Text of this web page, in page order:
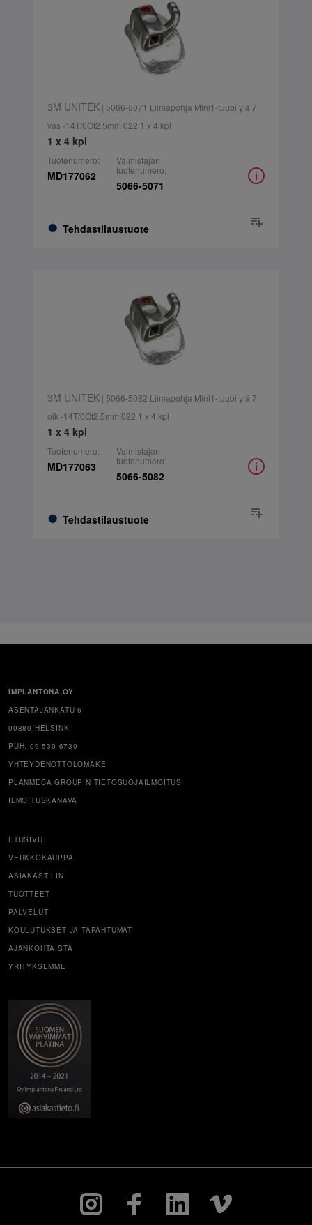
3M UNITEK| 5066-5071 Liimapohja Mini1-tuubi ylä 7
vas -14T/0Of2.5mm 022 1 x 4 kpl
1 x 4 kpl
Tuotenumero:
MD177062
Tehdastilaustuote
Valmistajan
tuotenumero:
5066-5071
3M UNITEK| 5066-5082 Liimapohja Mini1-tuubi ylä 7
oik -14T/0Of2.5mm 022 1 x 4 kpl
1 x 4 kpl
Tuotenumero:
MD177063
Tehdastilaustuote
Valmistajan
tuotenumero:
5066-5082
IMPLANTONA OY
ASENTAJANKATU 6
00880 HELSINKI
PUH. 09 530 6730
YHTEYDENOTTOLOMAKE
PLANMECA GROUPIN TIETOSUOJAILMOITUS
ILMOITUSKANAVA
ETUSIVU
VERKKOKAUPPA
ASIAKASTILINI
TUOTTEET
PALVELUT
KOULUTUKSET JA TAPAHTUMAT
AJANKOHTAISTA
YRITYKSEMME